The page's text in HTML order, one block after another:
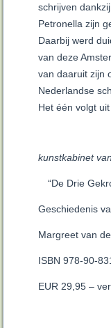
schrijven
Petronella zijn
Daarbij werd
van deze
van daaruit zijn
Nederlandse
Het
kunstkabinet
“De Drie
Geschiedenis
Margreet van
ISBN 978-90-
EUR 29,95 –